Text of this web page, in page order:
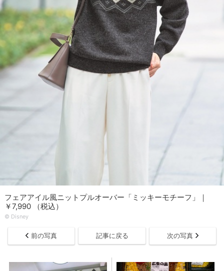
フェアアイル風ニットプルオーバー「ミッキーモチーフ」｜
￥7,990 （税込）
© Disney
前の写真 記事に戻る 次の写真